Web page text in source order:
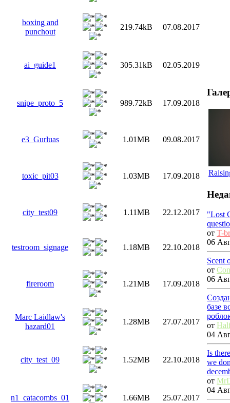
boxing and
punchout
219.74kB 07.08.2017
ai_guide1 305.31kB 02.05.2019
snipe_proto_5 989.72kB 17.09.2018
e3_Gurluas 1.01MB 09.08.2017
toxic_pit03 1.03MB 17.09.2018
city_test09 1.11MB 22.12.2017
testroom_signage 1.18MB 22.10.2018
fireroom 1.21MB 17.09.2018
Marc Laidlaw's
hazard01
1.28MB 27.07.2017
city_test_09 1.52MB 22.10.2018
n1_catacombs_01 1.66MB 25.07.2017
"Lost
от T-
06
Scent
от
06
базе
от
04
Is
we
от
04